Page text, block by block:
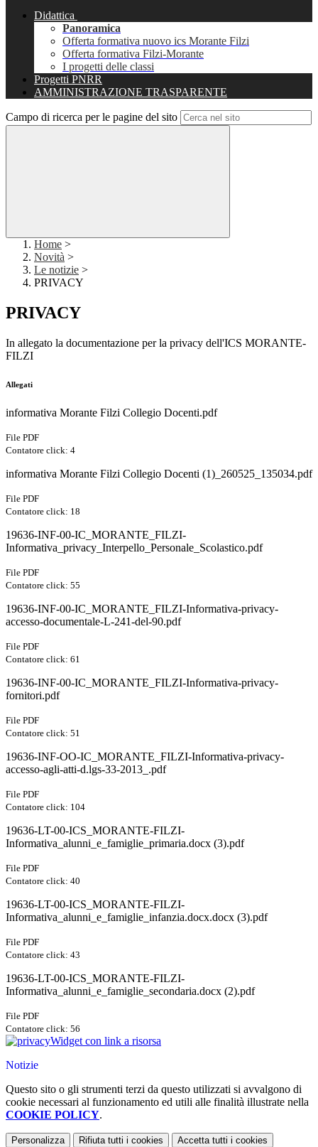
Didattica
Panoramica
Offerta formativa nuovo ics Morante Filzi
Offerta formativa Filzi-Morante
I progetti delle classi
Progetti PNRR
AMMINISTRAZIONE TRASPARENTE
Campo di ricerca per le pagine del sito
Home >
Novità >
Le notizie >
PRIVACY
PRIVACY
In allegato la documentazione per la privacy dell'ICS MORANTE-
FILZI
Allegati
informativa Morante Filzi Collegio Docenti.pdf
File PDF
Contatore click: 4
informativa Morante Filzi Collegio Docenti (1)_260525_135034.pdf
File PDF
Contatore click: 18
19636-INF-00-IC_MORANTE_FILZI-
Informativa_privacy_Interpello_Personale_Scolastico.pdf
File PDF
Contatore click: 55
19636-INF-00-IC_MORANTE_FILZI-Informativa-privacy-
accesso-documentale-L-241-del-90.pdf
File PDF
Contatore click: 61
19636-INF-00-IC_MORANTE_FILZI-Informativa-privacy-
fornitori.pdf
File PDF
Contatore click: 51
19636-INF-OO-IC_MORANTE_FILZI-Informativa-privacy-
accesso-agli-atti-d.lgs-33-2013_.pdf
File PDF
Contatore click: 104
19636-LT-00-ICS_MORANTE-FILZI-
Informativa_alunni_e_famiglie_primaria.docx (3).pdf
File PDF
Contatore click: 40
19636-LT-00-ICS_MORANTE-FILZI-
Informativa_alunni_e_famiglie_infanzia.docx.docx (3).pdf
File PDF
Contatore click: 43
19636-LT-00-ICS_MORANTE-FILZI-
Informativa_alunni_e_famiglie_secondaria.docx (2).pdf
File PDF
Contatore click: 56
Widget con link a risorsa
Notizie
Questo sito o gli strumenti terzi da questo utilizzati si avvalgono di
cookie necessari al funzionamento ed utili alle finalità illustrate nella
COOKIE POLICY.
Personalizza Rifiuta tutti i cookies Accetta tutti i cookies